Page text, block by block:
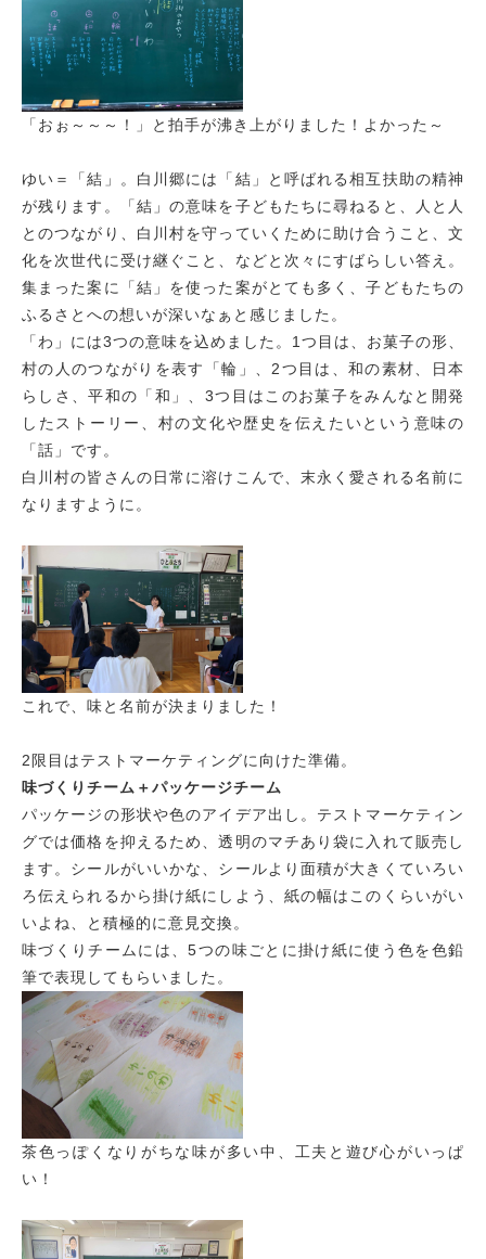
「おぉ～～～！」と拍手が沸き上がりました！よかった～
ゆい＝「結」。白川郷には「結」と呼ばれる相互扶助の精神
が残ります。「結」の意味を子どもたちに尋ねると、人と人
とのつながり、白川村を守っていくために助け合うこと、文
化を次世代に受け継ぐこと、などと次々にすばらしい答え。
集まった案に「結」を使った案がとても多く、子どもたちの
ふるさとへの想いが深いなぁと感じました。
「わ」には3つの意味を込めました。1つ目は、お菓子の形、
村の人のつながりを表す「輪」、2つ目は、和の素材、日本
らしさ、平和の「和」、3つ目はこのお菓子をみんなと開発
したストーリー、村の文化や歴史を伝えたいという意味の
「話」です。
白川村の皆さんの日常に溶けこんで、末永く愛される名前に
なりますように。
これで、味と名前が決まりました！
2限目はテストマーケティングに向けた準備。
味づくりチーム＋パッケージチーム
パッケージの形状や色のアイデア出し。テストマーケティン
グでは価格を抑えるため、透明のマチあり袋に入れて販売し
ます。シールがいいかな、シールより面積が大きくていろい
ろ伝えられるから掛け紙にしよう、紙の幅はこのくらいがい
いよね、と積極的に意見交換。
味づくりチームには、5つの味ごとに掛け紙に使う色を色鉛
筆で表現してもらいました。
茶色っぽくなりがちな味が多い中、工夫と遊び心がいっぱ
い！